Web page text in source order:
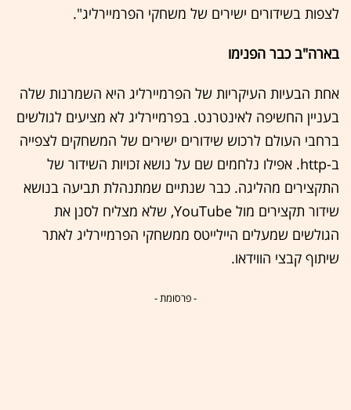
לצפות בשידורים ישירים של משחקי הפרמיירליג".
בארה"ב כבר הפנימו
אחת הבעיות העיקריות של הפרמיירליג היא השמרנות שלה
בעניין החשיפה לאינטרנט. בפרמיירליג לא מציעים לגולשים
ברחבי העולם לרכוש שידורים ישירים של המשחקים לצפייה
ב-http. אפילו נלחמים שם על נושא זכויות השידור של
התקצירים מהליגה. כבר שנתיים שמתנהלת תביעה בנושא
שידור תקצירים מול YouTube, שלא מצליח לסנן את
הגולשים שמעלים היילייטס ממשחקי הפרמיירליג לאתר
שיתוף קבצי הווידאו.
- פרסומת -